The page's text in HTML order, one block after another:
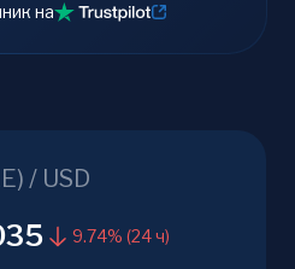
на
) / USD
9.74% (24 ч)